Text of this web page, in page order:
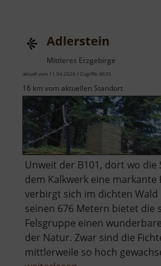
Adlerstein
Mittleres Erzgebirge
aktuell vom 11.04.2026 / Zugriffe: 8635
16 km vom aktuellen Standort
Unweit der B101, dort wo die
dem Kalkwerk eine
verbirgt sich im dichten
seinen 676 Metern bietet die
Felsgruppe einen
der Natur. Zwar sind die
mittlerweile so hoch